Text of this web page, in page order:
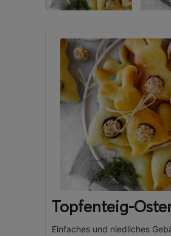
Topfenteig-
Einfaches und niedliches